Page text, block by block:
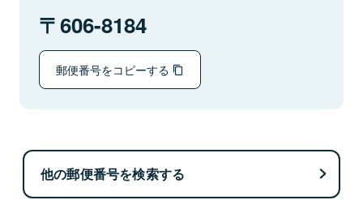
606-8184
郵便番号をコピーする
他の郵便番号を検索する